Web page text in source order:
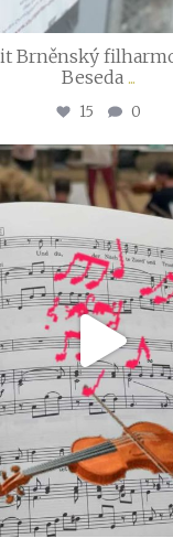
Brněnský
Beseda ...
15 0
Juli 23